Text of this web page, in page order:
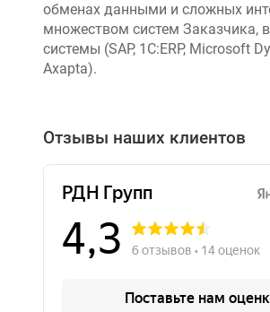
обменах данными и сложных
множеством систем Заказчика,
системы (SAP, 1C:ERP, Microsoft
Axapta).
Отзывы наших клиентов